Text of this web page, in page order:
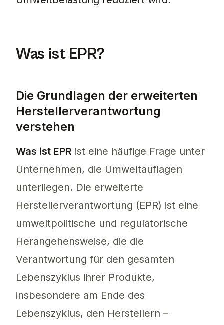
Was ist EPR?
Die Grundlagen der erweiterten
Herstellerverantwortung
verstehen
Was ist EPR ist eine häufige Frage unter
Unternehmen, die Umweltauflagen
unterliegen. Die erweiterte
Herstellerverantwortung (EPR) ist eine
umweltpolitische und regulatorische
Herangehensweise, die die
Verantwortung für den gesamten
Lebenszyklus ihrer Produkte,
insbesondere am Ende des
Lebenszyklus, den Herstellern –